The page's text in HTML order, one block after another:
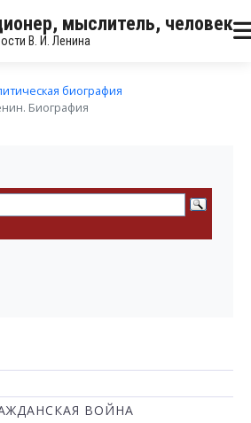
мыслитель, человек
В. И. Ленина
биография
Биография
ВОЙНА